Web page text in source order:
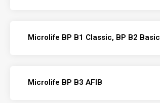
Microlife BP B1 Classic, BP B2 Basic
Microlife BP B3 AFIB